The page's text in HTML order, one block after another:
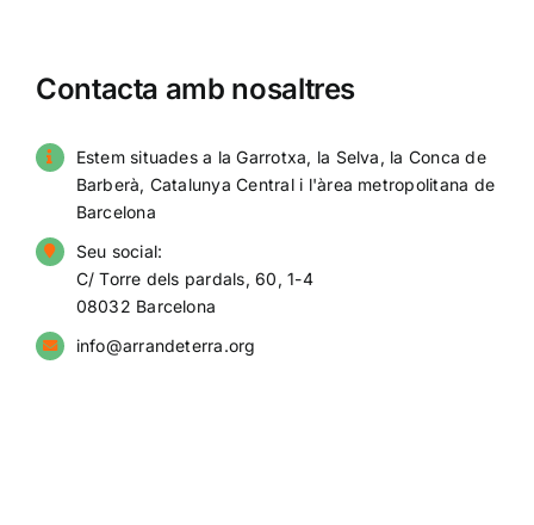
Contacta amb nosaltres
Estem situades a la Garrotxa, la Selva, la Conca de
Barberà, Catalunya Central i l'àrea metropolitana de
Barcelona
Seu social:
C/ Torre dels pardals, 60, 1-4
08032 Barcelona
info@arrandeterra.org